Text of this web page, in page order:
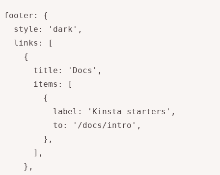
footer: {
  style: 'dark',
  links: [
    {
      title: 'Docs',
      items: [
        {
          label: 'Kinsta starters',
          to: '/docs/intro',
        },
      ],
    },